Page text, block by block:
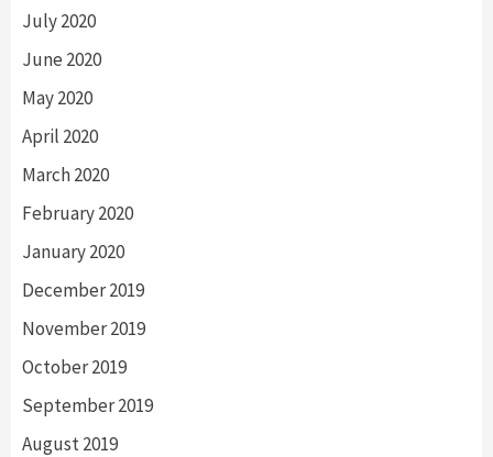
July 2020
June 2020
May 2020
April 2020
March 2020
February 2020
January 2020
December 2019
November 2019
October 2019
September 2019
August 2019